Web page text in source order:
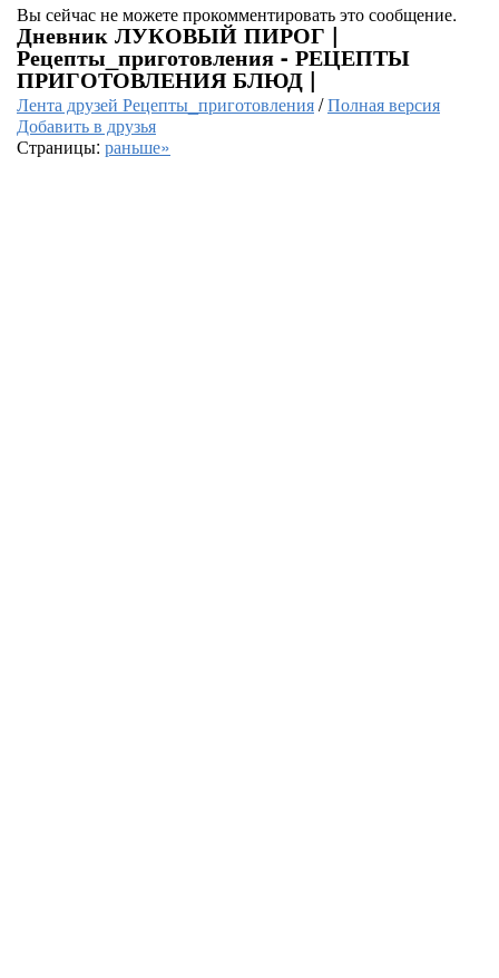
Вы сейчас не можете прокомментировать это сообщение.
Дневник ЛУКОВЫЙ ПИРОГ |
Рецепты_приготовления - РЕЦЕПТЫ
ПРИГОТОВЛЕНИЯ БЛЮД |
Лента друзей Рецепты_приготовления/Полная версия
Добавить в друзья
Страницы: раньше»